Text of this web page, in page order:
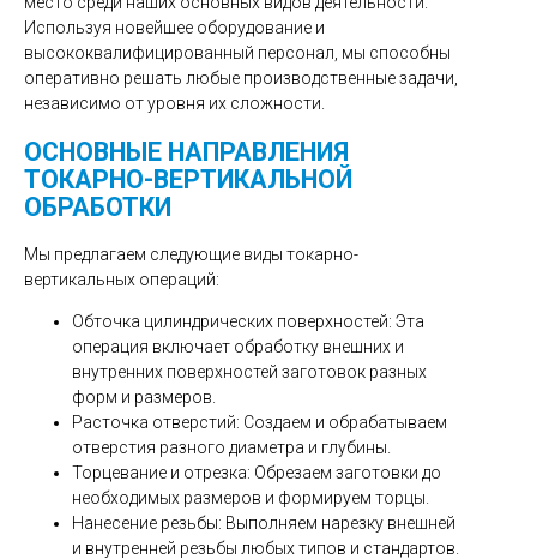
Используя новейшее оборудование и
высококвалифицированный персонал, мы способны
оперативно решать любые производственные задачи,
независимо от уровня их сложности.
ОСНОВНЫЕ НАПРАВЛЕНИЯ
ТОКАРНО-ВЕРТИКАЛЬНОЙ
ОБРАБОТКИ
Мы предлагаем следующие виды токарно-
вертикальных операций:
Обточка цилиндрических поверхностей: Эта
операция включает обработку внешних и
внутренних поверхностей заготовок разных
форм и размеров.
Расточка отверстий: Создаем и обрабатываем
отверстия разного диаметра и глубины.
Торцевание и отрезка: Обрезаем заготовки до
необходимых размеров и формируем торцы.
Нанесение резьбы: Выполняем нарезку внешней
и внутренней резьбы любых типов и стандартов.